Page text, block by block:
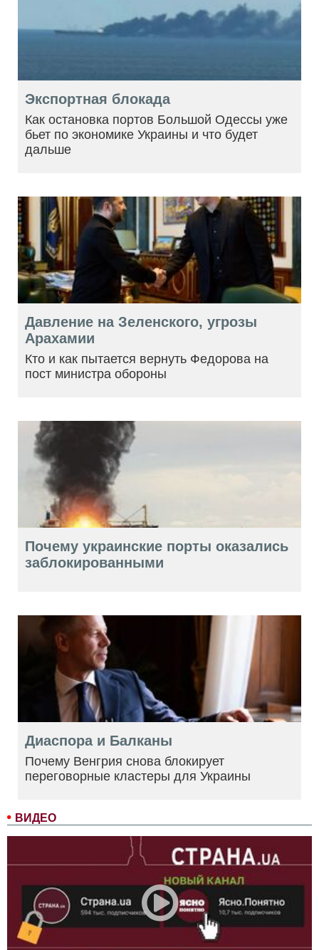
ВИДЕО
Экспортная блокада
Как остановка портов Большой Одессы уже
бьет по экономике Украины и что будет
дальше
Давление на Зеленского, угрозы
Арахамии
Кто и как пытается вернуть Федорова на
пост министра обороны
Почему украинские порты оказались
заблокированными
Диаспора и Балканы
Почему Венгрия снова блокирует
переговорные кластеры для Украины